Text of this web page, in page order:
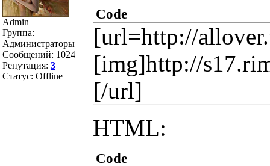
Admin
Группа:
Администраторы
Сообщений: 1024
Репутация: 3
Статус: Offline
Code
[url=http://
[img]http://
[/url]
HTML:
Code